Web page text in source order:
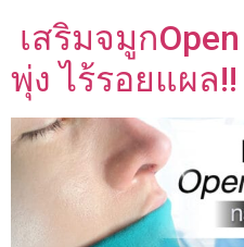
เสริมจมูก
พุ่ง ไร้รอยแผล!!